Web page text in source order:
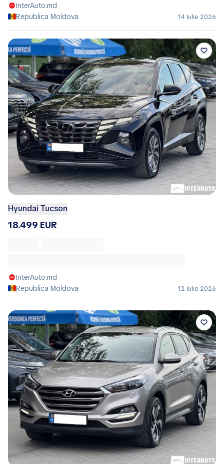
InterAuto.md
Republica Moldova
14 Iulie 2026
Hyundai Tucson
18.499 EUR
InterAuto.md
Republica Moldova
12 Iulie 2026